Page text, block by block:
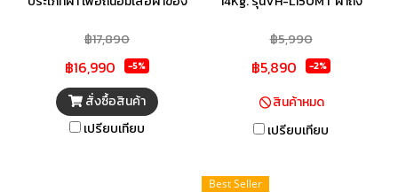
การทำงานจะหลากหลายฟังก์ชัน
แต่ก็เป็นไปอย่างราบรื่นด้วย
มอเตอร์ทำงานเงียบ สั่นสะเทือน
น้อย ลดเสียงรบกวนระหว่างใช้
งาน อีกทั้งยังช่วยประหยัด
฿17,890
฿16,990 -5%
สั่งซื้อสินค้า
เปรียบเทียบ
สถานะของการทำงานในตัวเครื่อง
ได้อย่างสะดวก ตัวถังทำจาก
ทนทาน ไม่เป็นสนิม และ เกิดรอย
คราบเปื้อนได้ยาก ชุดกรองสิ่ง
ถอดล้างทำความสะอาดได้
฿5,990
฿5,890 -2%
สินค้าหมด
เปรียบเทียบ
Best Seller